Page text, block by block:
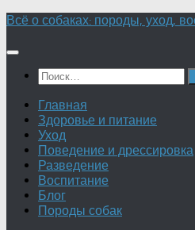
Перейти
содержимому
Всё о собаках: породы, уход,
Найти:
Главная
Здоровье и питание
Уход
Поведение и дрессировка
Разведение
Воспитание
Блог
Породы собак